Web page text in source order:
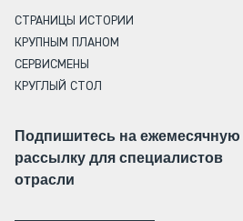
СТРАНИЦЫ ИСТОРИИ
КРУПНЫМ ПЛАНОМ
СЕРВИСМЕНЫ
КРУГЛЫЙ СТОЛ
Подпишитесь на ежемесячную
рассылку для специалистов
отрасли